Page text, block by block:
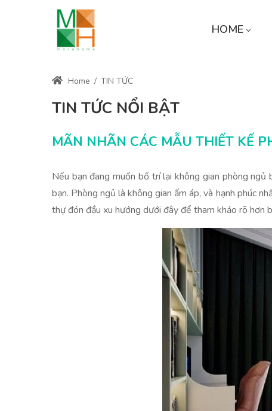
HOME
Home / TIN TỨC
TIN TỨC NỔI BẬT
MÃN NHÃN CÁC MẪU THIẾT KẾ
Nếu bạn đang muốn bố trí lại không gian phòng
bạn. Phòng ngủ là không gian ấm áp, và hạnh phúc
thự đón đầu xu hướng dưới đây để tham khảo rõ hơn